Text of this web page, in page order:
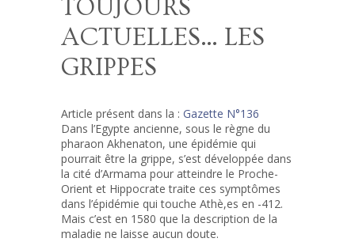
TOUJOURS
ACTUELLES… LES
GRIPPES
Article présent dans la : Gazette N°136
Dans l’Egypte ancienne, sous le règne du
pharaon Akhenaton, une épidémie qui
pourrait être la grippe, s’est développée dans
la cité d’Armama pour atteindre le Proche-
Orient et Hippocrate traite ces symptômes
dans l’épidémie qui touche Athè,es en -412.
Mais c’est en 1580 que la description de la
maladie ne laisse aucun doute.